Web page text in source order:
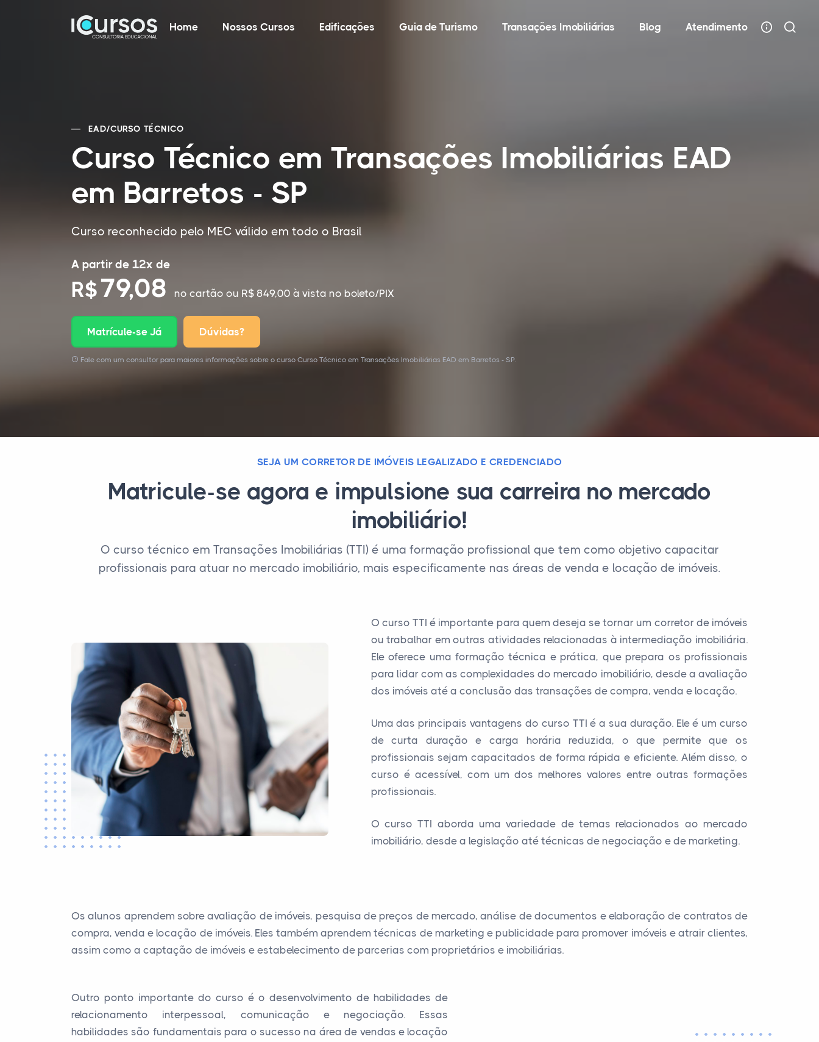
Home Nossos Cursos Edificações Guia de Turismo Transações Imobiliárias Blog Atendimento
EAD/CURSO TÉCNICO
Curso Técnico em Transações Imobiliárias EAD
em Barretos - SP
Curso reconhecido pelo MEC válido em todo o Brasil
A partir de 12x de
R$79,08 no cartão ou R$ 849,00 à vista no boleto/PIX
Matrícule-se Já Dúvidas?
Fale com um consultor para maiores informações sobre o curso Curso Técnico em Transações Imobiliárias EAD em Barretos - SP.
SEJA UM CORRETOR DE IMÓVEIS LEGALIZADO E CREDENCIADO
Matricule-se agora e impulsione sua carreira no mercado
imobiliário!
O curso técnico em Transações Imobiliárias (TTI) é uma formação profissional que tem como objetivo capacitar
profissionais para atuar no mercado imobiliário, mais especificamente nas áreas de venda e locação de imóveis.
O curso TTI é importante para quem deseja se tornar um corretor de imóveis
ou trabalhar em outras atividades relacionadas à intermediação imobiliária.
Ele oferece uma formação técnica e prática, que prepara os profissionais
para lidar com as complexidades do mercado imobiliário, desde a avaliação
dos imóveis até a conclusão das transações de compra, venda e locação.
Uma das principais vantagens do curso TTI é a sua duração. Ele é um curso
de curta duração e carga horária reduzida, o que permite que os
profissionais sejam capacitados de forma rápida e eficiente. Além disso, o
curso é acessível, com um dos melhores valores entre outras formações
profissionais.
O curso TTI aborda uma variedade de temas relacionados ao mercado
imobiliário, desde a legislação até técnicas de negociação e de marketing.
Os alunos aprendem sobre avaliação de imóveis, pesquisa de preços de mercado, análise de documentos e elaboração de contratos de
compra, venda e locação de imóveis. Eles também aprendem técnicas de marketing e publicidade para promover imóveis e atrair clientes,
assim como a captação de imóveis e estabelecimento de parcerias com proprietários e imobiliárias.
Outro ponto importante do curso é o desenvolvimento de habilidades de
relacionamento interpessoal, comunicação e negociação. Essas
habilidades são fundamentais para o sucesso na área de vendas e locação